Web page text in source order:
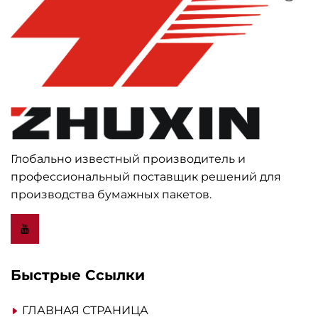
Глобально известный производитель и
профессиональный поставщик решений для
производства бумажных пакетов.
Быстрые Ссылки
ГЛАВНАЯ СТРАНИЦА